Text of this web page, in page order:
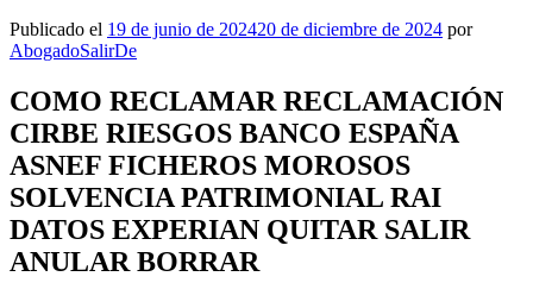
Publicado el 19 de junio de 202420 de diciembre de 2024 por
AbogadoSalirDe
COMO RECLAMAR RECLAMACIÓN
CIRBE RIESGOS BANCO ESPAÑA
ASNEF FICHEROS MOROSOS
SOLVENCIA PATRIMONIAL RAI
DATOS EXPERIAN QUITAR SALIR
ANULAR BORRAR